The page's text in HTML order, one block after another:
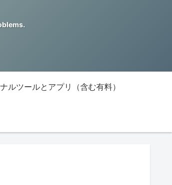
ルツールとアプリ（含む有料）